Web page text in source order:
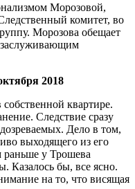
Морозовой,
комитет, во
Морозова обещает
заслуживающим
2018
квартире.
Следствие сразу
Дело в том,
выходящего из его
у Трошева
Казалось бы, все ясно.
на то, что висящая